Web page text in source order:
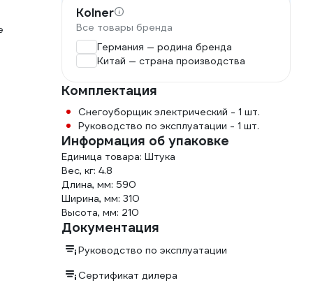
Kolner
Все товары бренда
Германия — родина бренда
Китай — страна производства
Комплектация
Снегоуборщик электрический - 1 шт.
Руководство по эксплуатации - 1 шт.
Информация об упаковке
Единица товара: Штука
Вес, кг: 4.8
Длина, мм: 590
Ширина, мм: 310
Высота, мм: 210
Документация
Руководство по эксплуатации
Сертификат дилера